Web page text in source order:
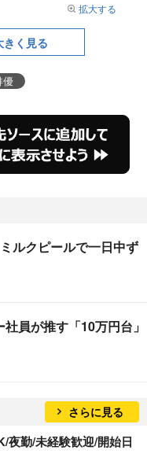
拡大する
く見る
優
ルクピールで一日中ず
社員が推す「10万円台」
さらに見る
夜勤/未経験歓迎/開始日